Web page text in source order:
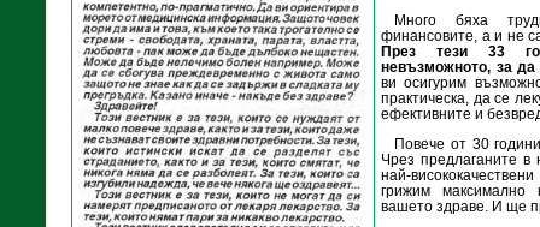
Много бяха
финансовите, а и не
През тези 33
невъзможното, за
ви осигурим
практическа, да се
ефективните и
Повече от 30
Чрез предлаганите в
най-
грижим максимално
вашето здраве. И ще